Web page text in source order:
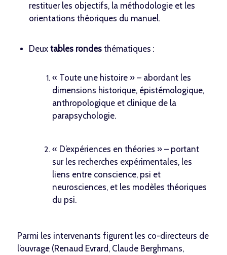
restituer les objectifs, la méthodologie et les
orientations théoriques du manuel.
Deux tables rondesthématiques :
« Toute une histoire » – abordant les
dimensions historique, épistémologique,
anthropologique et clinique de la
parapsychologie.
« D’expériences en théories » – portant
sur les recherches expérimentales, les
liens entre conscience, psi et
neurosciences, et les modèles théoriques
du psi.
Parmi les intervenants figurent les co-directeurs de
l’ouvrage (Renaud Evrard, Claude Berghmans,